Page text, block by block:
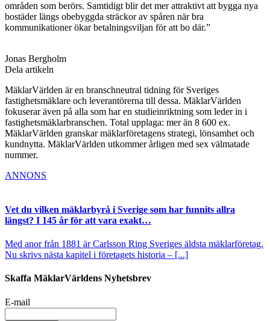
områden som berörs. Samtidigt blir det mer attraktivt att bygga nya
bostäder längs obebyggda sträckor av spåren när bra
kommunikationer ökar betalningsviljan för att bo där.”
Jonas Bergholm
Dela artikeln
MäklarVärlden är en branschneutral tidning för Sveriges
fastighetsmäklare och leverantörerna till dessa. MäklarVärlden
fokuserar även på alla som har en studieinriktning som leder in i
fastighetsmäklarbranschen. Total upplaga: mer än 8 600 ex.
MäklarVärlden granskar mäklarföretagens strategi, lönsamhet och
kundnytta. MäklarVärlden utkommer årligen med sex välmatade
nummer.
ANNONS
Vet du vilken mäklarbyrå i Sverige som har funnits allra
längst? I 145 år för att vara exakt…
Med anor från 1881 är Carlsson Ring Sveriges äldsta mäklarföretag.
Nu skrivs nästa kapitel i företagets historia – [...]
Skaffa MäklarVärldens Nyhetsbrev
E-mail